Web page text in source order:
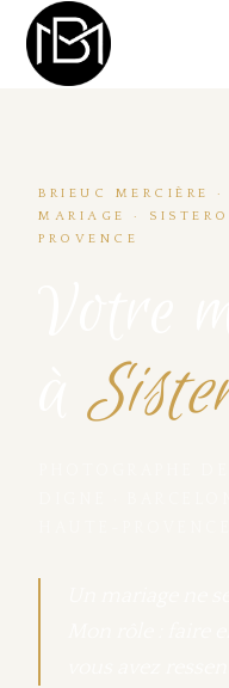
BRIEUC MERCIÈRE
MARIAGE ·
PROVENCE
à